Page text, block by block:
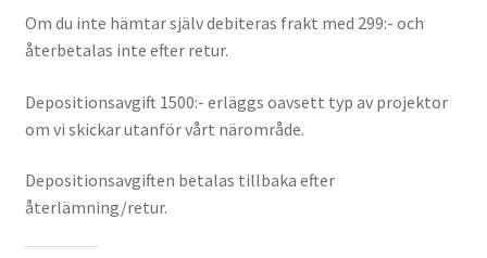
Om du inte hämtar själv debiteras frakt med 299:- och
återbetalas inte efter retur.
Depositionsavgift 1500:- erläggs oavsett typ av projektor
om vi skickar utanför vårt närområde.
Depositionsavgiften betalas tillbaka efter
återlämning/retur.